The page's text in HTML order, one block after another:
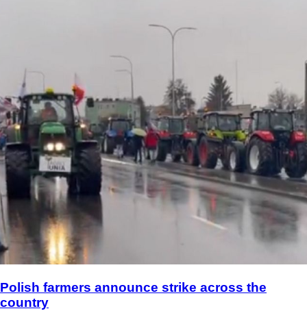
Polish farmers announce strike across the
country